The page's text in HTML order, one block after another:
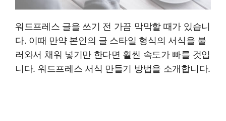
워드프레스 글을 쓰기 전 가끔 막막할 때가 있습니
다. 이때 만약 본인의 글 스타일 형식의 서식을 불
러와서 채워 넣기만 한다면 훨씬 속도가 빠를 것입
니다. 워드프레스 서식 만들기 방법을 소개합니다.